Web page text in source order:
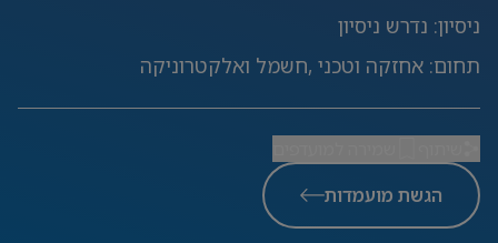
ניסיון: נדרש ניסיון
תחום: אחזקה וטכני ,חשמל ואלקטרוניקה
הגשת מועמדות